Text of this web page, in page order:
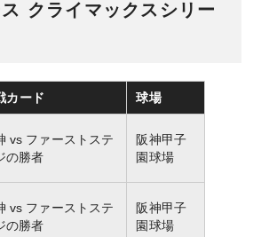
クライマックスシリー
カード 球場
vs ファーストステ
の勝者
阪神甲子
園球場
vs ファーストステ
の勝者
阪神甲子
園球場